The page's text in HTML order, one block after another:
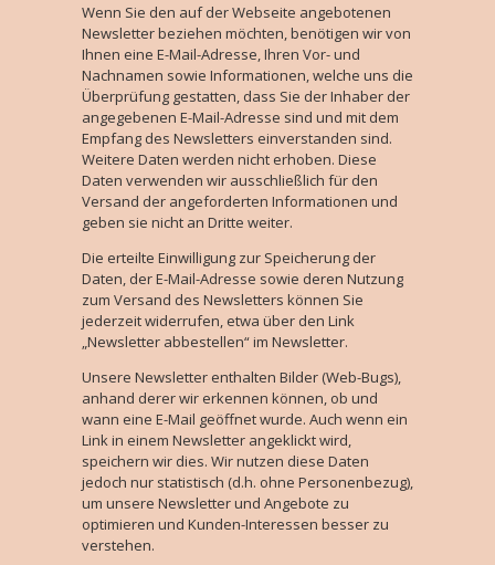
Wenn Sie den auf der Webseite angebotenen
Newsletter beziehen möchten, benötigen wir von
Ihnen eine E-Mail-Adresse, Ihren Vor- und
Nachnamen sowie Informationen, welche uns die
Überprüfung gestatten, dass Sie der Inhaber der
angegebenen E-Mail-Adresse sind und mit dem
Empfang des Newsletters einverstanden sind.
Weitere Daten werden nicht erhoben. Diese
Daten verwenden wir ausschließlich für den
Versand der angeforderten Informationen und
geben sie nicht an Dritte weiter.
Die erteilte Einwilligung zur Speicherung der
Daten, der E-Mail-Adresse sowie deren Nutzung
zum Versand des Newsletters können Sie
jederzeit widerrufen, etwa über den Link
„Newsletter abbestellen“ im Newsletter.
Unsere Newsletter enthalten Bilder (Web-Bugs),
anhand derer wir erkennen können, ob und
wann eine E-Mail geöffnet wurde. Auch wenn ein
Link in einem Newsletter angeklickt wird,
speichern wir dies. Wir nutzen diese Daten
jedoch nur statistisch (d.h. ohne Personenbezug),
um unsere Newsletter und Angebote zu
optimieren und Kunden-Interessen besser zu
verstehen.